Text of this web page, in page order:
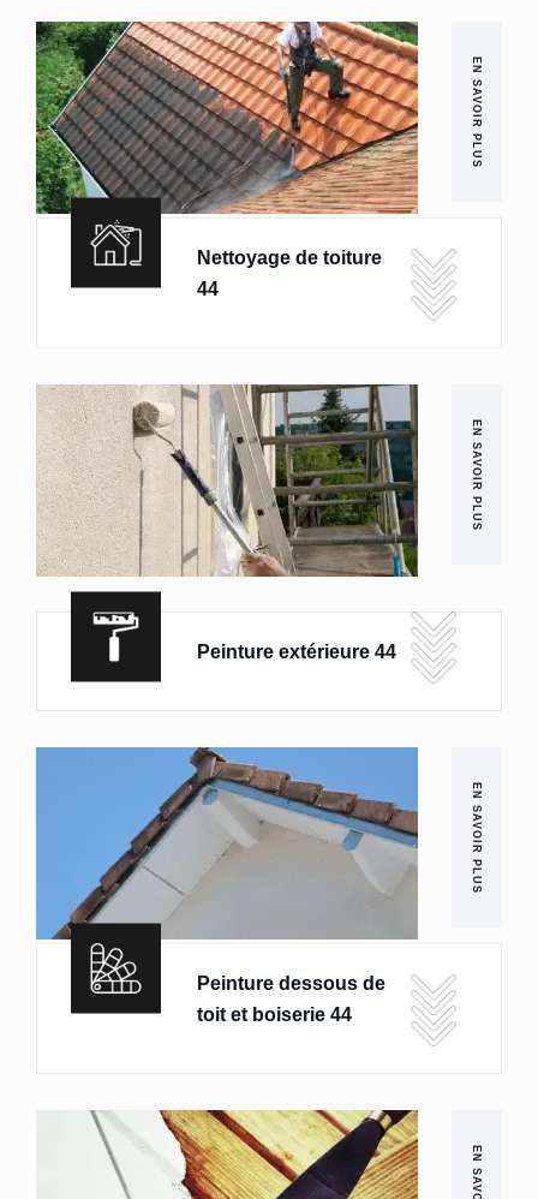
EN SAVOIR PLUS
Nettoyage de toiture
44
EN SAVOIR PLUS
Peinture extérieure 44
EN SAVOIR PLUS
Peinture dessous de
toit et boiserie 44